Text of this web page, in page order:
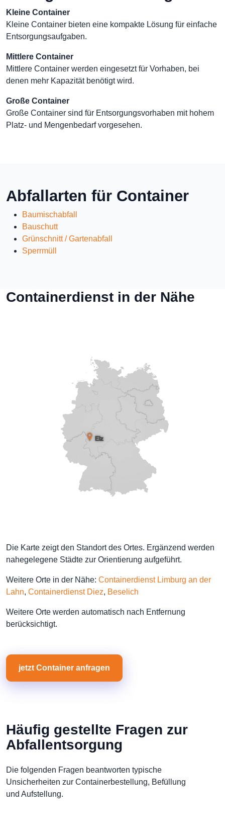
Kleine Container
Kleine Container bieten eine kompakte Lösung für einfache
Entsorgungsaufgaben.
Mittlere Container
Mittlere Container werden eingesetzt für Vorhaben, bei
denen mehr Kapazität benötigt wird.
Große Container
Große Container sind für Entsorgungsvorhaben mit hohem
Platz- und Mengenbedarf vorgesehen.
Abfallarten für Container
Baumischabfall
Bauschutt
Grünschnitt / Gartenabfall
Sperrmüll
Containerdienst in der Nähe
Die Karte zeigt den Standort des Ortes. Ergänzend werden
nahegelegene Städte zur Orientierung aufgeführt.
Weitere Orte in der Nähe: Containerdienst Limburg an der
Lahn, Containerdienst Diez, Beselich
Weitere Orte werden automatisch nach Entfernung
berücksichtigt.
jetzt Container anfragen
Häufig gestellte Fragen zur
Abfallentsorgung
Die folgenden Fragen beantworten typische
Unsicherheiten zur Containerbestellung, Befüllung
und Aufstellung.